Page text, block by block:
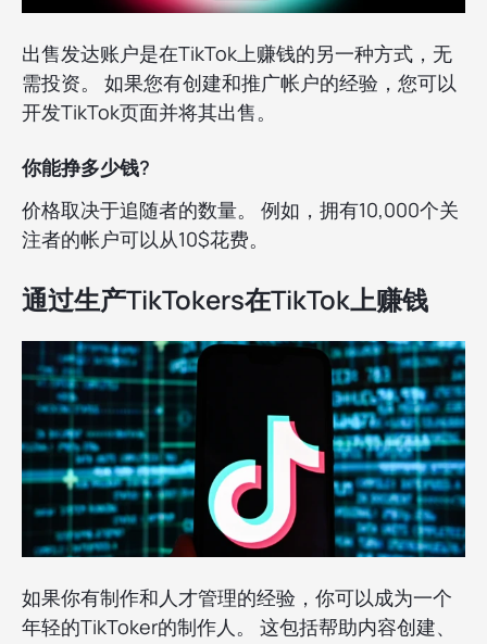
出售发达账户是在TikTok上赚钱的另一种方式，无
需投资。 如果您有创建和推广帐户的经验，您可以
开发TikTok页面并将其出售。
你能挣多少钱?
价格取决于追随者的数量。 例如，拥有10,000个关
注者的帐户可以从10$花费。
通过生产TikTokers在TikTok上赚钱
如果你有制作和人才管理的经验，你可以成为一个
年轻的TikToker的制作人。 这包括帮助内容创建、